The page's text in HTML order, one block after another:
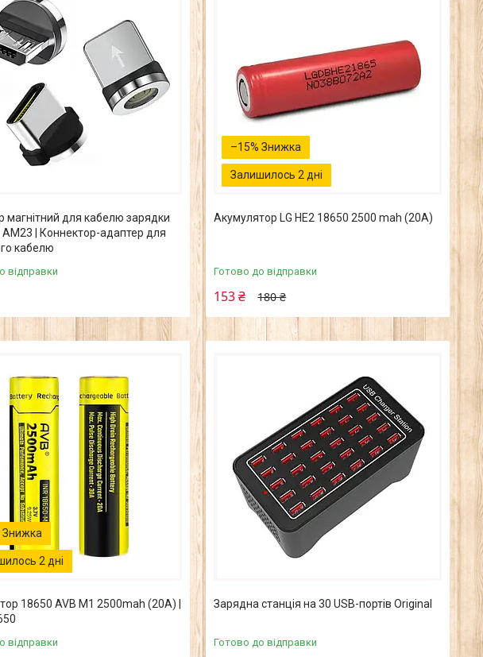
магнітний для кабелю зарядки
AM23 | Коннектор-адаптер для
кабелю
відправки
–15%
Залишилось 2 дні
Акумулятор LG HE2 18650 2500 mah (20А)
Готово до відправки
180 ₴
153 ₴
2 дні
18650 AVB M1 2500mah (20А) |
відправки
Зарядна станція на 30 USB-портів Original
Готово до відправки